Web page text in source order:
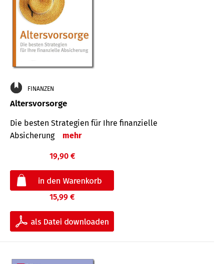
FINANZEN
Altersvorsorge
Die besten Strategien für Ihre finanzielle
Absicherung
mehr
19,90 €
15,99 €